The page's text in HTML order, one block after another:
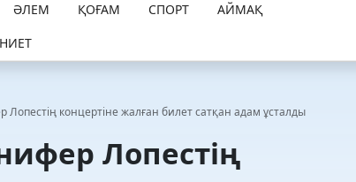
ӘЛЕМ ҚОҒАМ СПОРТ
АЙМАҚ
концертіне жалған билет сатқан адам ұсталды
Лопестің